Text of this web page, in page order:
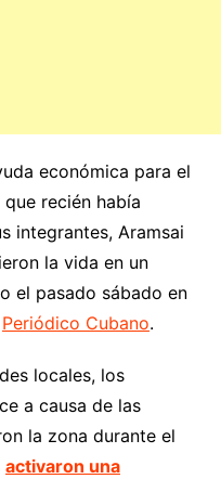
económica para el
recién había
integrantes, Aramsai
la vida en un
el pasado sábado en
Periódico Cubano.
locales, los
a causa de las
la zona durante el
activaron una